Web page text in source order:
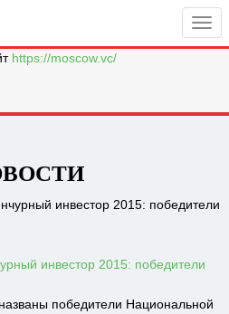
https://moscow.vc/
инвестор 2015: победители
победители Национальной